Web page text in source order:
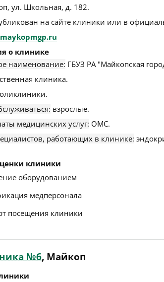
, ул. Школьная, д. 182.
на сайте клиники или в
о клинике
наименование: ГБУЗ РА "Майкопская
клиника.
взрослые.
медицинских услуг: ОМС.
работающих в клинике:
клиники
оборудованием
медперсонала
посещения клиники
№6, Майкоп